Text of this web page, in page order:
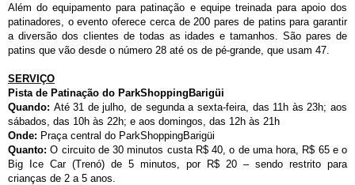
Além do equipamento para patinação e equipe treinada para apoio dos
patinadores, o evento oferece cerca de 200 pares de patins para garantir
a diversão dos clientes de todas as idades e tamanhos. São pares de
patins que vão desde o número 28 até os de pé-grande, que usam 47.
SERVIÇO
Pista de Patinação do ParkShoppingBarigüi
Quando: Até 31 de julho, de segunda a sexta-feira, das 11h às 23h; aos
sábados, das 10h às 22h; e aos domingos, das 12h às 21h
Onde: Praça central do ParkShoppingBarigüi
Quanto: O circuito de 30 minutos custa R$ 40, o de uma hora, R$ 65 e o
Big Ice Car (Trenó) de 5 minutos, por R$ 20 – sendo restrito para
crianças de 2 a 5 anos.